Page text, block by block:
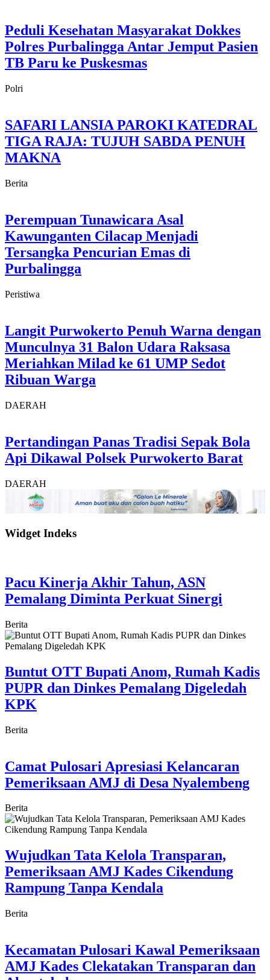
Peduli Kesehatan Masyarakat Dokkes
Polres Purbalingga Antar Jemput Pasien
TB Paru ke Puskesmas
Polri
SAFARI LANSIA PAROKI KATEDRAL
TIGA RAJA: TUJUH SABDA PENUH
MAKNA
Berita
Perempuan Tunawicara Asal
Kawunganten Cilacap Menjadi
Tersangka Pencurian Emas di
Purbalingga
Peristiwa
Langit Purwokerto Penuh Warna dengan
Munculnya 31 Balon Udara Raksasa
Meriahkan Milad ke 61 UMP Sedot
Ribuan Warga
DAERAH
Pertandingan Panas Tradisi Sepak Bola
Api Dikawal Polsek Purwokerto Barat
DAERAH
Widget Indeks
Pacu Kinerja Akhir Tahun, ASN
Pemalang Diminta Perkuat Sinergi
Berita
Buntut OTT Bupati Anom, Rumah Kadis
PUPR dan Dinkes Pemalang Digeledah
KPK
Berita
Camat Pulosari Apresiasi Kelancaran
Pemeriksaan AMJ di Desa Nyalembeng
Berita
Wujudkan Tata Kelola Transparan,
Pemeriksaan AMJ Kades Cikendung
Rampung Tanpa Kendala
Berita
Kecamatan Pulosari Kawal Pemeriksaan
AMJ Kades Clekatakan Transparan dan